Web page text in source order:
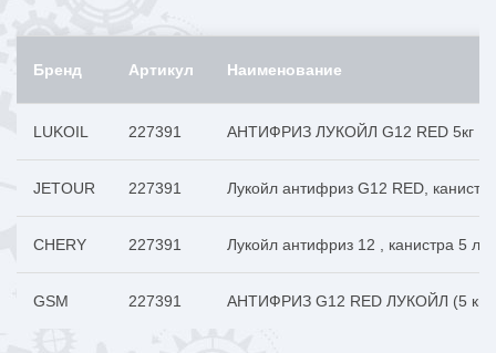
Бренд Артикул Наименование
LUKOIL 227391 АНТИФРИЗ ЛУКОЙЛ G12 RED 5кг
JETOUR 227391 Лукойл антифриз G12 RED,
CHERY 227391 Лукойл антифриз 12 , канистра 5 л.,
GSM 227391 АНТИФРИЗ G12 RED ЛУКОЙЛ (5 кг.)